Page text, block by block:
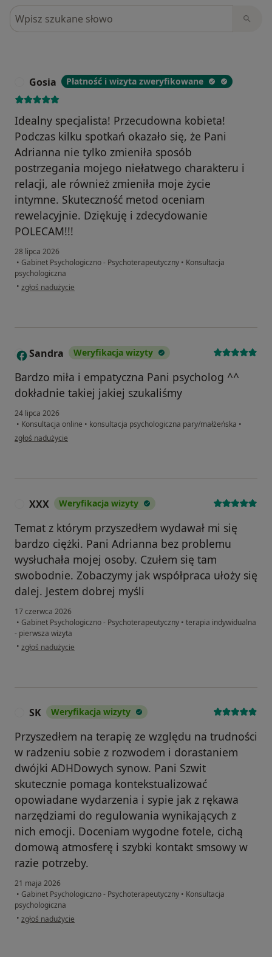
Szukaj w opiniach
Gosia Płatność i wizyta zweryfikowane
Idealny specjalista! Przecudowna kobieta!
Podczas kilku spotkań okazało się, że Pani
Adrianna nie tylko zmieniła sposób
postrzegania mojego niełatwego charakteru i
relacji, ale również zmieniła moje życie
intymne. Skuteczność metod oceniam
rewelacyjnie. Dziękuję i zdecydowanie
POLECAM!!!
28 lipca 2026
• Gabinet Psychologiczno - Psychoterapeutyczny • Konsultacja
psychologiczna
• w opinii użytkownika Gosia
zgłoś nadużycie
S Sandra Weryfikacja wizyty
Bardzo miła i empatyczna Pani psycholog ^^
dokładnie takiej jakiej szukaliśmy
24 lipca 2026
• Konsultacja online • konsultacja psychologiczna pary/małżeńska •
w opinii użytkownika Sandra
zgłoś nadużycie
XXX Weryfikacja wizyty
Temat z którym przyszedłem wydawał mi się
bardzo ciężki. Pani Adrianna bez problemu
wysłuchała mojej osoby. Czułem się tam
swobodnie. Zobaczymy jak współpraca ułoży się
dalej. Jestem dobrej myśli
17 czerwca 2026
• Gabinet Psychologiczno - Psychoterapeutyczny • terapia indywidualna
- pierwsza wizyta
• w opinii użytkownika XXX
zgłoś nadużycie
SK Weryfikacja wizyty
Przyszedłem na terapię ze względu na trudności
w radzeniu sobie z rozwodem i dorastaniem
dwójki ADHDowych synow. Pani Szwit
skutecznie pomaga kontekstualizować
opowiadane wydarzenia i sypie jak z rękawa
narzędziami do regulowania wynikających z
nich emocji. Doceniam wygodne fotele, cichą
domową atmosferę i szybki kontakt smsowy w
razie potrzeby.
21 maja 2026
• Gabinet Psychologiczno - Psychoterapeutyczny • Konsultacja
psychologiczna
• w opinii użytkownika SK
zgłoś nadużycie